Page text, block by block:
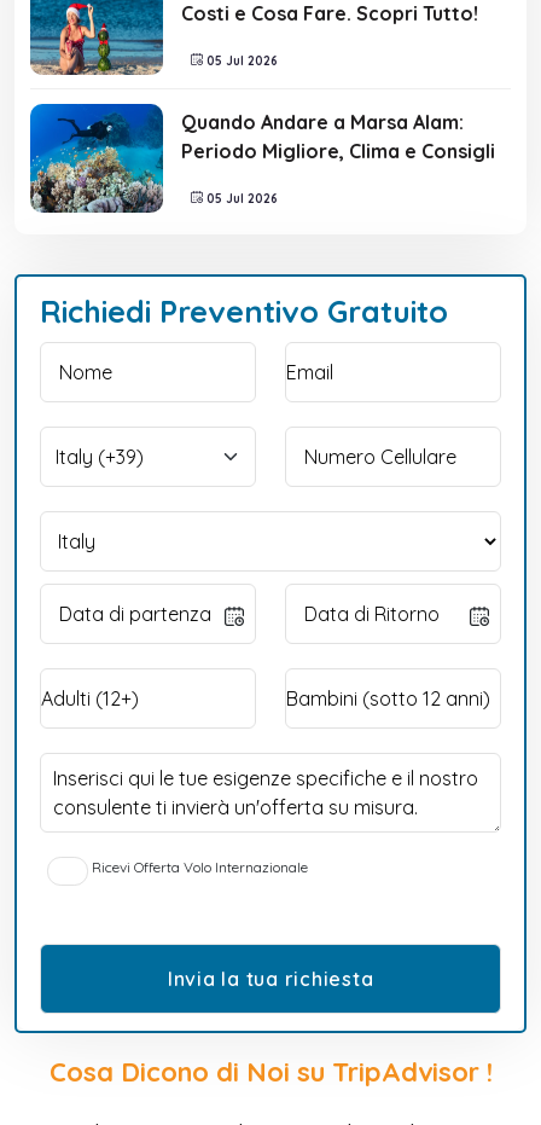
Costi e Cosa Fare. Scopri Tutto!
05 Jul 2026
Quando Andare a Marsa Alam:
Periodo Migliore, Clima e Consigli
05 Jul 2026
Richiedi Preventivo Gratuito
Ricevi Offerta Volo Internazionale
Cosa Dicono di Noi su TripAdvisor !